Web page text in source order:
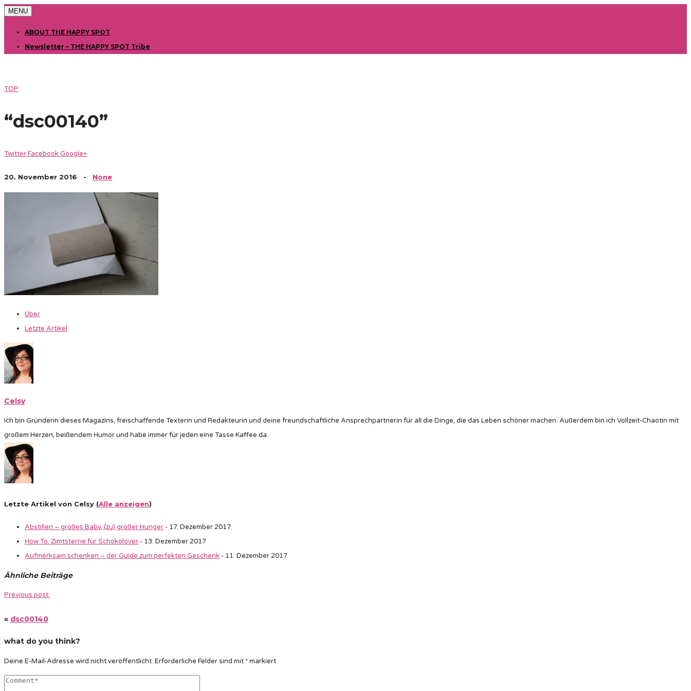
MENU
ABOUT THE HAPPY SPOT
Newsletter – THE HAPPY SPOT Tribe
TOP
“dsc00140”
TwitterFacebookGoogle+
20. November 2016 - None
Über
Letzte Artikel
Celsy
Ich bin Gründerin dieses Magazins, freischaffende Texterin und Redakteurin und deine freundschaftliche Ansprechpartnerin für all die Dinge, die das Leben schöner machen. Außerdem bin ich Vollzeit-Chaotin mit
großem Herzen, beißendem Humor und habe immer für jeden eine Tasse Kaffee da.
Letzte Artikel von Celsy (Alle anzeigen)
Abstillen – großes Baby, (zu) großer Hunger - 17. Dezember 2017
How To: Zimtsterne für Schokolover - 13. Dezember 2017
Aufmerksam schenken – der Guide zum perfekten Geschenk - 11. Dezember 2017
Ähnliche Beiträge
Previous post:
« dsc00140
what do you think?
Deine E-Mail-Adresse wird nicht veröffentlicht. Erforderliche Felder sind mit *markiert